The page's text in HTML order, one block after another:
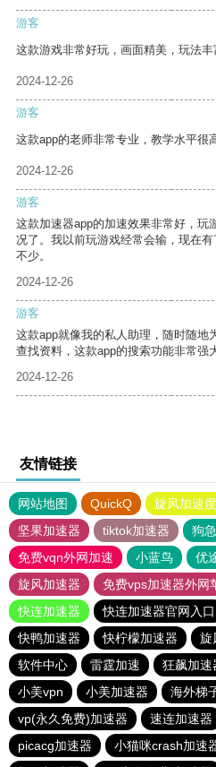
游客
这款游戏非常好玩，画面精美，玩法丰
2024-12-26
游客
这款app的老师非常专业，教学水平很
2024-12-26
游客
这款加速器app的加速效果非常好，玩
况了。我以前玩游戏经常会输，现在
不少。
2024-12-26
游客
这款app就像我的私人助理，随时随地
查找资料，这款app的搜索功能非常强
2024-12-26
友情链接
网站地图 QuickQ 旋风加速
坚果加速器
tiktok加速器
狗
免费vqn外网加速
小蓝鸟 优
旋风加速器
免费vps加速器外网
快连加速器
快连加速器官网入口
快鸭加速器
快柠檬加速器 旋
软件中心
雷霆加速 狂飙加速
小美vpn
小美加速器 海外梯
vp(永久免费)加速器
速连加速器
picacg加速器
小猫咪crash加速